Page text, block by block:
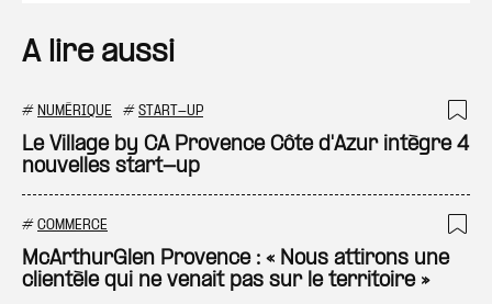
A lire aussi
# NUMÉRIQUE # START-UP
Le Village by CA Provence Côte d'Azur intègre 4
nouvelles start-up
# COMMERCE
McArthurGlen Provence : « Nous attirons une
clientèle qui ne venait pas sur le territoire »